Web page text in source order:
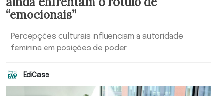
“emocionais”
Percepções culturais influenciam a autoridade
feminina em posições de poder
EdiCase